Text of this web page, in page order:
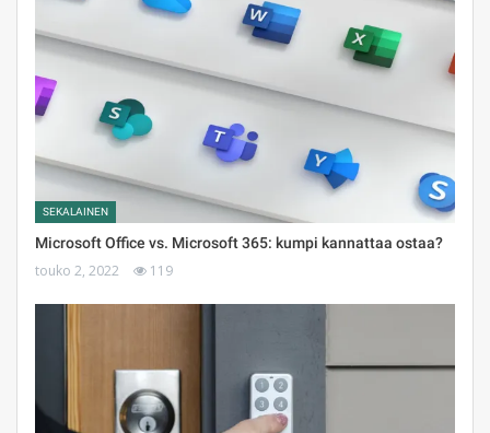
SEKALAINEN
Microsoft Office vs. Microsoft 365: kumpi kannattaa ostaa?
touko 2, 2022 119